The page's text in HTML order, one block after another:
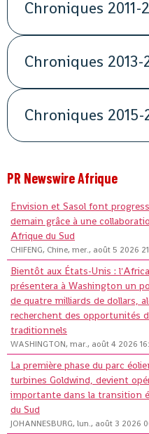
Chroniques 2011-
Chroniques 2013-
Chroniques 2015-
PR Newswire Afrique
Envision et Sasol font
demain grâce à une
Afrique du Sud
CHIFENG, Chine, mer., août 5 2026
Bientôt aux États-Unis :
présentera à Washington un
de quatre milliards de dollars,
recherchent des opportunités
traditionnels
WASHINGTON, mar., août 4 2026
La première phase du parc
turbines Goldwind, devient
importante dans la transition
du Sud
JOHANNESBURG, lun., août 3 2026